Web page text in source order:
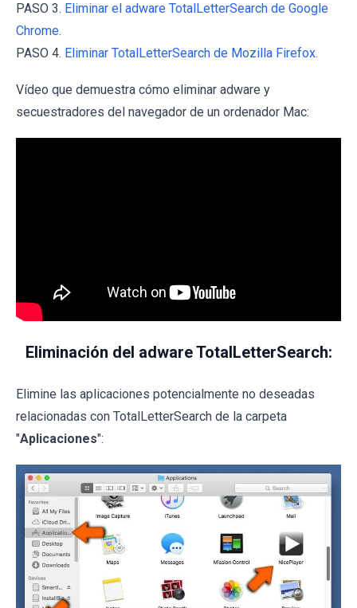
PASO 3. Eliminar el adware TotalLetterSearch de Google
Chrome.
PASO 4. Eliminar TotalLetterSearch de Mozilla Firefox.
Vídeo que demuestra cómo eliminar adware y
secuestradores del navegador de un ordenador Mac:
Eliminación del adware TotalLetterSearch:
Elimine las aplicaciones potencialmente no deseadas
relacionadas con TotalLetterSearch de la carpeta
"Aplicaciones":